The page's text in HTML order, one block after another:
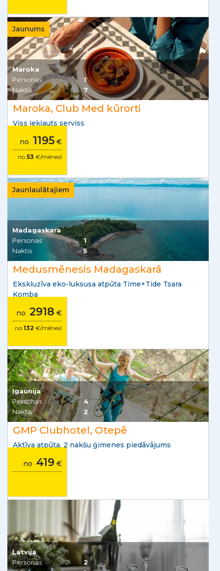
Jaunums
Maroka
Personas
1
Naktis
7
Maroka, Club Med kūrorti
Viss iekļauts serviss
no 1195 €
no 53 €/mēnesī
Jaunlaulātajiem
Madagaskara
Personas
1
Naktis
5
Medusmēnesis Madagaskarā
Ekskluzīva eko-luksusa atpūta Time+Tide Tsara
Komba
no 2918 €
no 132 €/mēnesī
Igaunija
Personas
4
Naktis
2
GMP Clubhotel, Otepē
Aktīva atpūta, 2 nakšu ģimenes piedāvājums
no 419 €
Latvija
Personas
2